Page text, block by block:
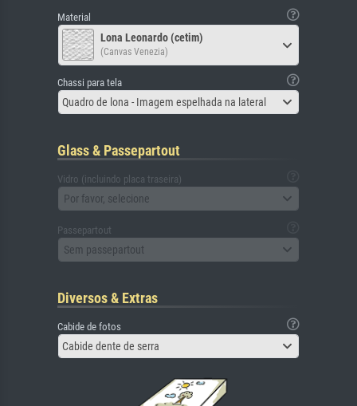
Material
Lona Leonardo (cetim)
(Canvas Venezia)
Chassi para tela
Quadro de lona - Imagem espelhada na lateral
Glass & Passepartout
Vidro (incluindo placa traseira)
Por favor, selecione
Passepartout
Sem passepartout
Diversos & Extras
Cabide de fotos
Cabide dente de serra